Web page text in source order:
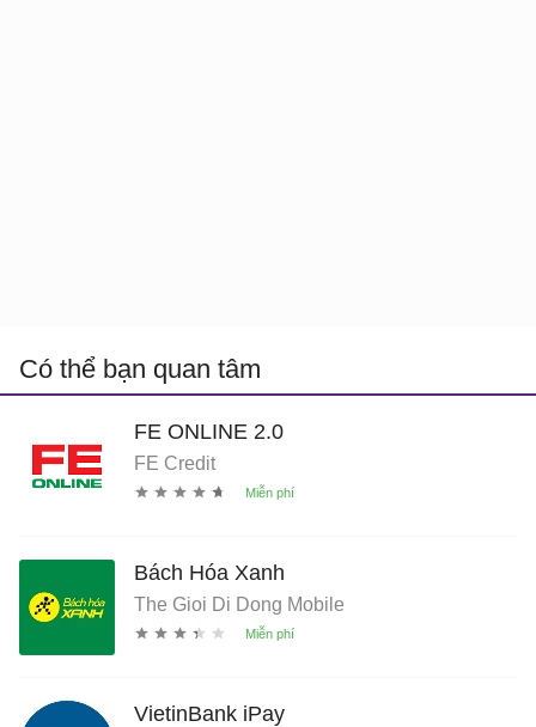
Có thể bạn quan tâm
FE ONLINE 2.0
FE Credit
Bách Hóa Xanh
The Gioi Di Dong Mobile
VietinBank iPay